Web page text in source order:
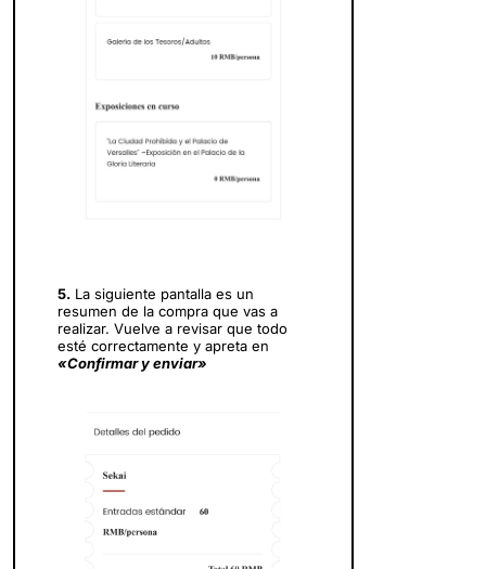
5.La siguiente pantalla es un
resumen de la compra que vas a
realizar. Vuelve a revisar que todo
esté correctamente y apreta en
«Confirmar y enviar»